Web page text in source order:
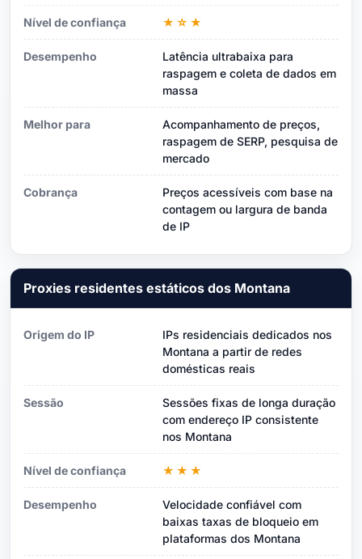
Nível de confiança ★☆★
Desempenho
Latência ultrabaixa para
raspagem e coleta de dados em
massa
Melhor para
Acompanhamento de preços,
raspagem de SERP, pesquisa de
mercado
Cobrança
Preços acessíveis com base na
contagem ou largura de banda
de IP
Proxies residentes estáticos dos Montana
Origem do IP
IPs residenciais dedicados nos
Montana a partir de redes
domésticas reais
Sessão
Sessões fixas de longa duração
com endereço IP consistente
nos Montana
Nível de confiança ★★★
Desempenho
Velocidade confiável com
baixas taxas de bloqueio em
plataformas dos Montana